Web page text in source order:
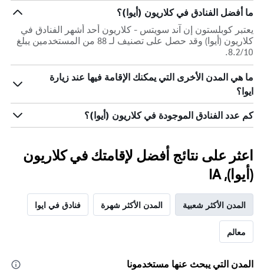
ما أفضل الفنادق في كلاريون (أيوا)؟
يعتبر كوبلستون إن آند سويتس - كلاريون أحد أشهر الفنادق في
كلاريون (أيوا) وقد حصل على تصنيف لـ 88 من المستخدمين يبلغ
8.2/10.
ما هي المدن الأخرى التي يمكنك الإقامة فيها عند زيارة
ايوا؟
كم عدد الفنادق الموجودة في كلاريون (أيوا)؟
اعثر على نتائج أفضل لإقامتك في كلاريون
(أيوا), IA
المدن الأكثر شعبية المدن الأكثر شهرة فنادق في ايوا
معالم
المدن التي يبحث عنها مستخدمونا